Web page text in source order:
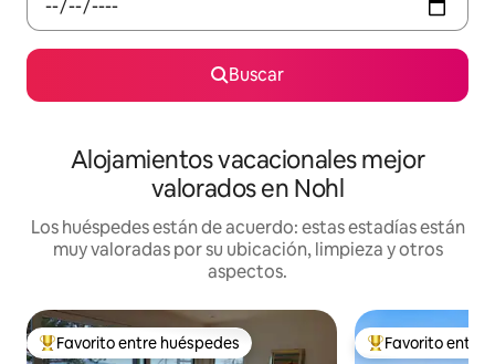
Buscar
Alojamientos vacacionales mejor
valorados en Nohl
Los huéspedes están de acuerdo: estas estadías están
muy valoradas por su ubicación, limpieza y otros
aspectos.
Favorito entre huéspedes preferido
Favorito entre huéspedes Favorito entre
Favorito entre